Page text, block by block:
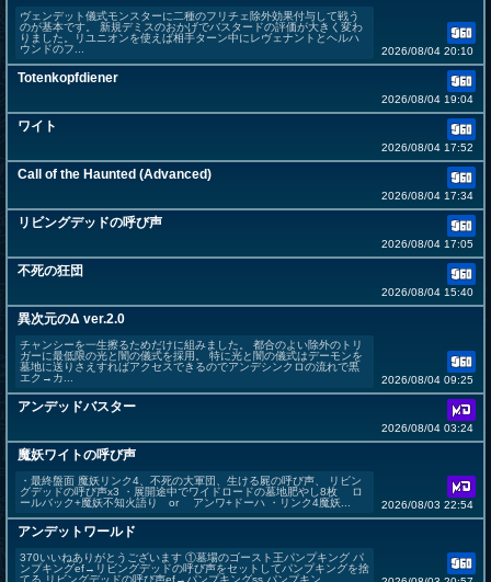
ヴェンデット儀式モンスターに二種のフリチェ除外効果付与して戦う
のが基本です。 新規デミスのおかげでバスタードの評価が大きく変わ
りました。リユニオンを使えば相手ターン中にレヴェナントとヘルハ
ウンドのフ...
2026/08/04 20:10
Totenkopfdiener
2026/08/04 19:04
ワイト
2026/08/04 17:52
Call of the Haunted (Advanced)
2026/08/04 17:34
リビングデッドの呼び声
2026/08/04 17:05
不死の狂団
2026/08/04 15:40
異次元のΔ ver.2.0
チャンシーを一生擦るためだけに組みました。 都合のよい除外のトリ
ガーに最低限の光と闇の儀式を採用。 特に光と闇の儀式はデーモンを
墓地に送りさえすればアクセスできるのでアンデシンクロの流れで黒
エク→カ...
2026/08/04 09:25
アンデッドバスター
2026/08/04 03:24
魔妖ワイトの呼び声
・最終盤面 魔妖リンク4、不死の大軍団、生ける屍の呼び声、 リビン
グデッドの呼び声x3 ・展開途中でワイドロードの墓地肥やし8枚 ロ
ールバック+魔妖不知火語り or アンワ+ドーハ ・リンク4魔妖...
2026/08/03 22:54
アンデットワールド
370いいねありがとうございます ①墓場のゴースト王パンプキング パ
ンプキングef→リビングデッドの呼び声をセットしてパンプキングを捨
てる リビングデッドの呼び声ef→パンプキングss パンプキン...